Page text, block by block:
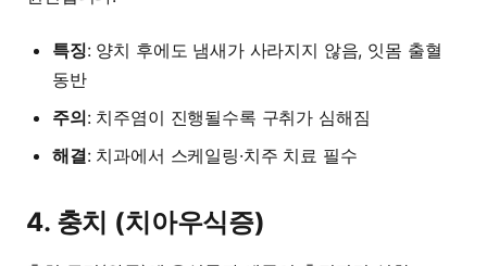
특징: 양치 후에도 냄새가 사라지지 않음, 잇몸 출혈
동반
주의: 치주염이 진행될수록 구취가 심해짐
해결: 치과에서 스케일링·치주 치료 필수
4. 충치 (치아우식증)